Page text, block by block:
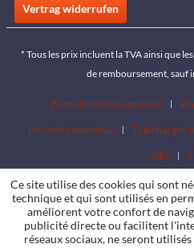
Vertrag widerrufen
* Tous les prix incluent la TVA ainsi que les
de remboursement, sauf
Zone de téléchargement
Devenir revendeur
Télécharger
Jobs
Ce site utilise des cookies qui sont
technique et qui sont utilisés en
améliorent votre confort de
publicité directe ou facilitent
réseaux sociaux, ne seront